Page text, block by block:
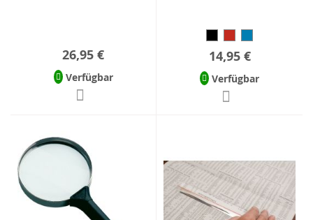
26,95 €
Verfügbar
14,95 €
Verfügbar